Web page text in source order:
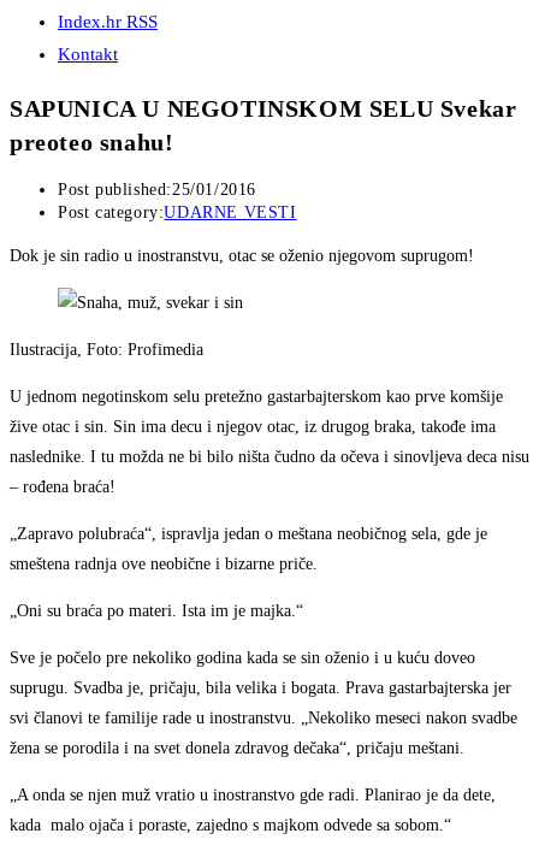
Index.hr RSS
Kontakt
SAPUNICA U NEGOTINSKOM SELU Svekar
preoteo snahu!
Post published:25/01/2016
Post category:UDARNE VESTI
Dok je sin radio u inostranstvu, otac se oženio njegovom suprugom!
Ilustracija, Foto: Profimedia
U jednom negotinskom selu pretežno gastarbajterskom kao prve komšije
žive otac i sin. Sin ima decu i njegov otac, iz drugog braka, takođe ima
naslednike. I tu možda ne bi bilo ništa čudno da očeva i sinovljeva deca nisu
– rođena braća!
„Zapravo polubraća“, ispravlja jedan o meštana neobičnog sela, gde je
smeštena radnja ove neobične i bizarne priče.
„Oni su braća po materi. Ista im je majka.“
Sve je počelo pre nekoliko godina kada se sin oženio i u kuću doveo
suprugu. Svadba je, pričaju, bila velika i bogata. Prava gastarbajterska jer
svi članovi te familije rade u inostranstvu. „Nekoliko meseci nakon svadbe
žena se porodila i na svet donela zdravog dečaka“, pričaju meštani.
„A onda se njen muž vratio u inostranstvo gde radi. Planirao je da dete,
kada malo ojača i poraste, zajedno s majkom odvede sa sobom.“